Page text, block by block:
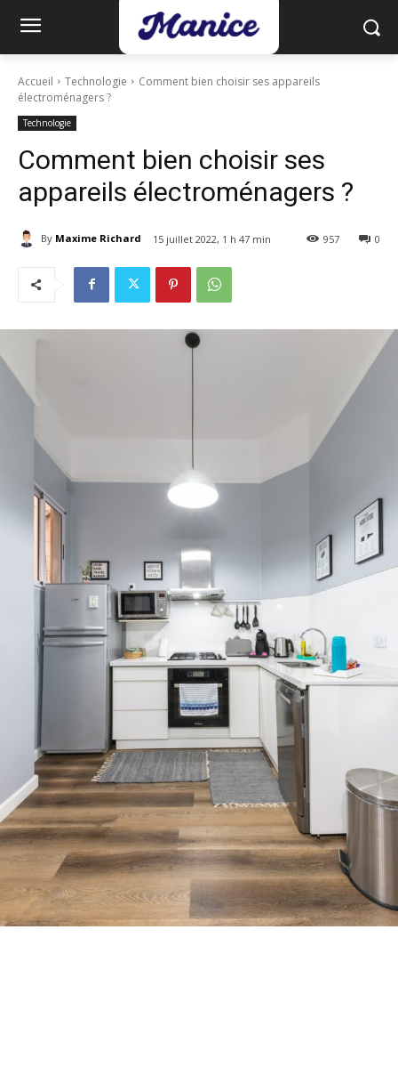
Accueil Technologie
Comment bien choisir ses appareils
électroménagers ?
Technologie
Comment bien choisir ses
appareils électroménagers ?
By Maxime Richard 15 juillet 2022, 1 h 47 min 0
957